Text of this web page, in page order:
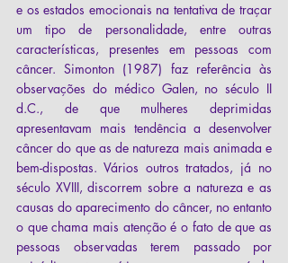
e os estados emocionais na tentativa de traçar
um tipo de personalidade, entre outras
características, presentes em pessoas com
câncer. Simonton (1987) faz referência às
observações do médico Galen, no século II
d.C., de que mulheres deprimidas
apresentavam mais tendência a desenvolver
câncer do que as de natureza mais animada e
bem-dispostas. Vários outros tratados, já no
século XVIII, discorrem sobre a natureza e as
causas do aparecimento do câncer, no entanto
o que chama mais atenção é o fato de que as
pessoas observadas terem passado por